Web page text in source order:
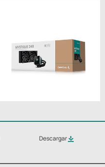
Descargar